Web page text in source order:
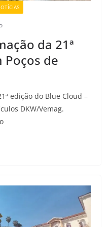
da 21ª
Poços de
edição do Blue Cloud –
DKW/Vemag.